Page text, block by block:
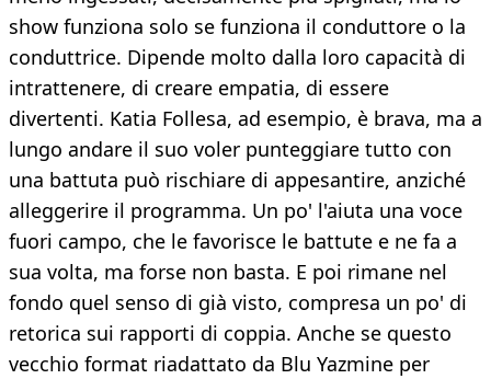
show funziona solo se funziona il conduttore o la
conduttrice. Dipende molto dalla loro capacità di
intrattenere, di creare empatia, di essere
divertenti. Katia Follesa, ad esempio, è brava, ma a
lungo andare il suo voler punteggiare tutto con
una battuta può rischiare di appesantire, anziché
alleggerire il programma. Un po' l'aiuta una voce
fuori campo, che le favorisce le battute e ne fa a
sua volta, ma forse non basta. E poi rimane nel
fondo quel senso di già visto, compresa un po' di
retorica sui rapporti di coppia. Anche se questo
vecchio format riadattato da Blu Yazmine per